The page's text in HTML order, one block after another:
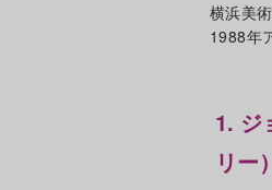
横浜美
1988年
1. ジ
リー）